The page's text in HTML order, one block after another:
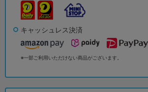
キャッシュレス決済
※一部ご利用いただけない商品がございます。